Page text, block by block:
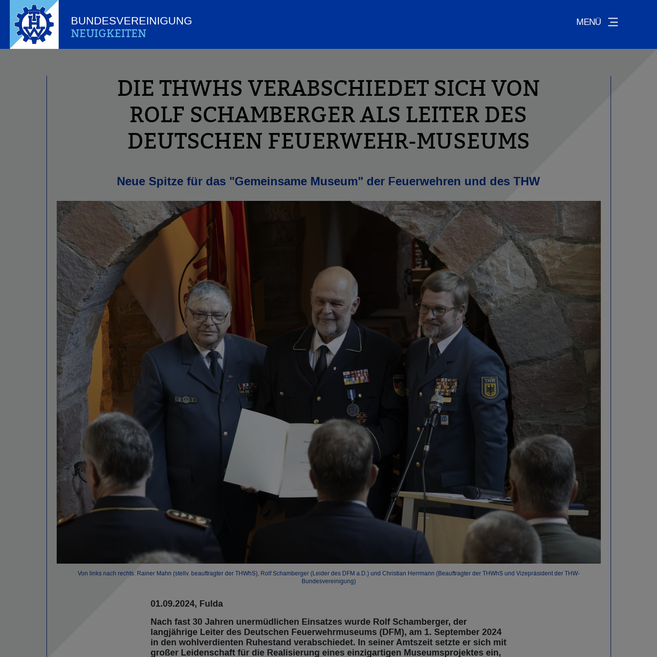
BUNDESVEREINIGUNG
NEUIGKEITEN
MENÜ
DIE THWHS VERABSCHIEDET SICH VON
ROLF SCHAMBERGER ALS LEITER DES
DEUTSCHEN FEUERWEHR-MUSEUMS
Neue Spitze für das "Gemeinsame Museum" der Feuerwehren und des THW
Von links nach rechts: Rainer Mahn (stellv. beauftragter der THWhS), Rolf Schamberger (Leider des DFM a.D.) und Christian Herrmann (Beauftragter der THWhS und Vizepräsident der THW-
Bundesvereinigung)
01.09.2024, Fulda
Nach fast 30 Jahren unermüdlichen Einsatzes wurde Rolf Schamberger, der
langjährige Leiter des Deutschen Feuerwehrmuseums (DFM), am 1. September 2024
in den wohlverdienten Ruhestand verabschiedet. In seiner Amtszeit setzte er sich mit
großer Leidenschaft für die Realisierung eines einzigartigen Museumsprojektes ein,